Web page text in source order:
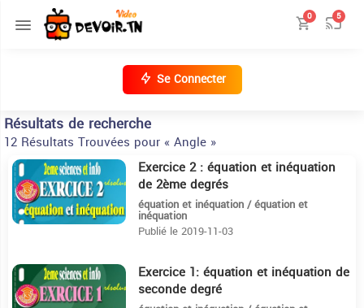
0 5
Se Connecter
Résultats de recherche
12 Résultats Trouvées pour « Angle »
11:20 Exercice 2 : équation et inéquation
de 2ème degrés
équation et inéquation / équation et
inéquation
Publié le 2019-11-03
7:3 Exercice 1: équation et inéquation de
seconde degré